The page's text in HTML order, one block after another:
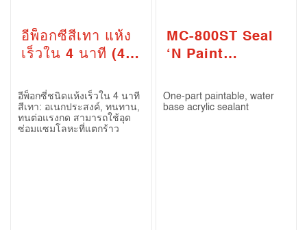
อีพ็อกซี่สีเทา แห้ง
เร็วใน 4 นาที (4
Epoxy)
อีพ็อกซี่ชนิดแห้งเร็วใน 4 นาที
สีเทา: อเนกประสงค์, ทนทาน,
ทนต่อแรงกด สามารถใช้อุด
ซ่อมแซมโลหะที่แตกร้าว
MC-800ST Seal
‘N Paint
Filler
One-part paintable, water
base acrylic sealant